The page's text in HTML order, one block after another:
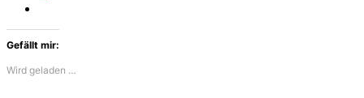
Gefällt mir:
Wird geladen …